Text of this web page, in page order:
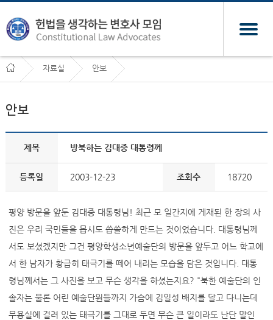
자료실 안보
안보
제목 방북하는 김대중 대통령께
등록일 2003-12-23 조회수 18720
평양 방문을 앞둔 김대중 대통령님! 최근 모 일간지에 게재된 한 장의 사
진은 우리 국민들을 몹시도 씁쓸하게 만드는 것이었습니다. 대통령님께
서도 보셨겠지만 그건 평양학생소년예술단의 방문을 앞두고 어느 학교에
서 한 남자가 황급히 태극기를 떼어 내리는 모습을 담은 것입니다. 대통
령님께서는 그 사진을 보고 무슨 생각을 하셨는지요? "북한 예술단의 인
솔자는 물론 어린 예술단원들까지 가슴에 김일성 배지를 달고 다니는데
무용실에 걸려 있는 태극기를 그대로 두면 무슨 큰 일이라도 난단 말인